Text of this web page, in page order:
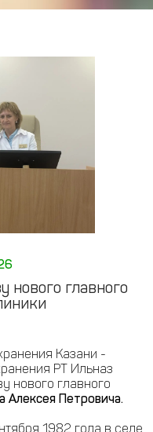
нового главного
Казани -
РТ Ильназ
нового главного
Алексея Петровича.
1982 года в селе